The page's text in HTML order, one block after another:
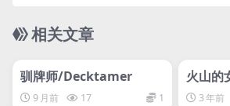
相关文章
驯牌师/Decktamer
9 月前 17 1
火山
ncess
3 年前